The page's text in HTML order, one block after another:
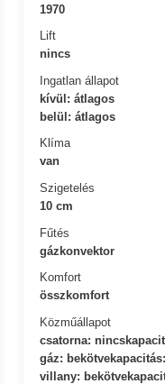
1970
Lift
nincs
Ingatlan állapot
kívül: átlagos
belül: átlagos
Klíma
van
Szigetelés
10 cm
Fűtés
gázkonvektor
Komfort
összkomfort
Közműállapot
csatorna:
gáz:
villany: